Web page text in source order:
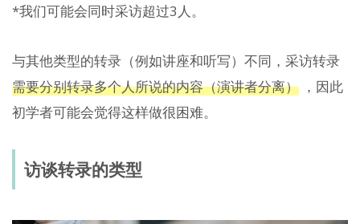
*我们可能会同时采访超过3人。
与其他类型的转录（例如讲座和听写）不同，采访转录
需要分别转录多个人所说的内容（演讲者分离） ，因此
初学者可能会觉得这样做很困难。
访谈转录的类型